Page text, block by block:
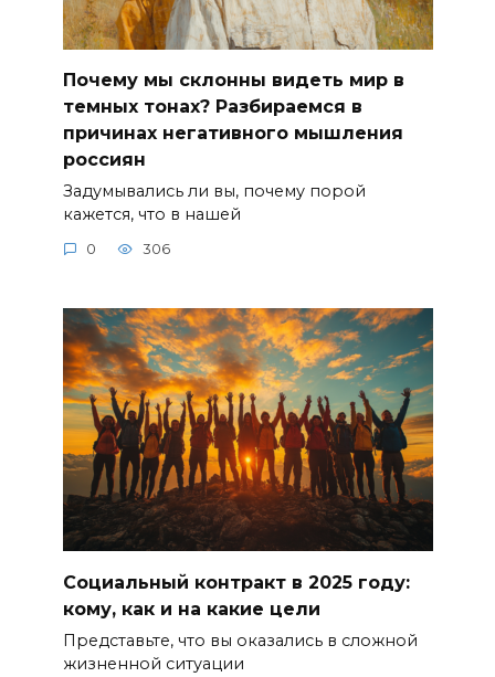
Почему мы склонны видеть мир в
темных тонах? Разбираемся в
причинах негативного мышления
россиян
Задумывались ли вы, почему порой
кажется, что в нашей
0 306
Социальный контракт в 2025 году:
кому, как и на какие цели
Представьте, что вы оказались в сложной
жизненной ситуации